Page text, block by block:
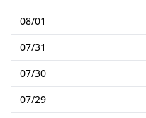
08/01
07/31
07/30
07/29